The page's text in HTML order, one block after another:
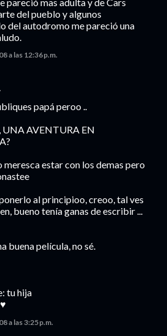
del pueblo y algunos
del autodromo me pareció una
a las 12:36 p.m.
papá peroo ..
UNA AVENTURA EN
meresca estar con los demas pero
al principioo, creoo, tal ves
bueno tenía ganas de escribir ...
buena película, no sé.
tu hija
a las 3:25 p.m.